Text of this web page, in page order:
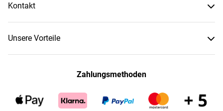
Kontakt
Unsere Vorteile
Zahlungsmethoden